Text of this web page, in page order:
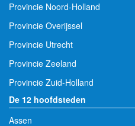
Provincie Noord-Holland
Provincie Overijssel
Provincie Utrecht
Provincie Zeeland
Provincie Zuid-Holland
De 12 hoofdsteden
Assen